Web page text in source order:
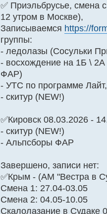
✅ Приэльбрусье, смена
12 утром в Москве),
Записываемся https://
группы:
- ледолазы (Сосульки
- восхождение на 1Б \
ФАР)
- УТС по программе
- скитур (NEW!)
✅Кировск 08.03.2026 -
- скитур (NEW!)
- Альпсборы ФАР
Завершено, записи нет:
✅Крым - (АМ "Вестра в
Смена 1: 27.04-03.05
Смена 2: 04.05-10.05
Скалолазание в Судаке